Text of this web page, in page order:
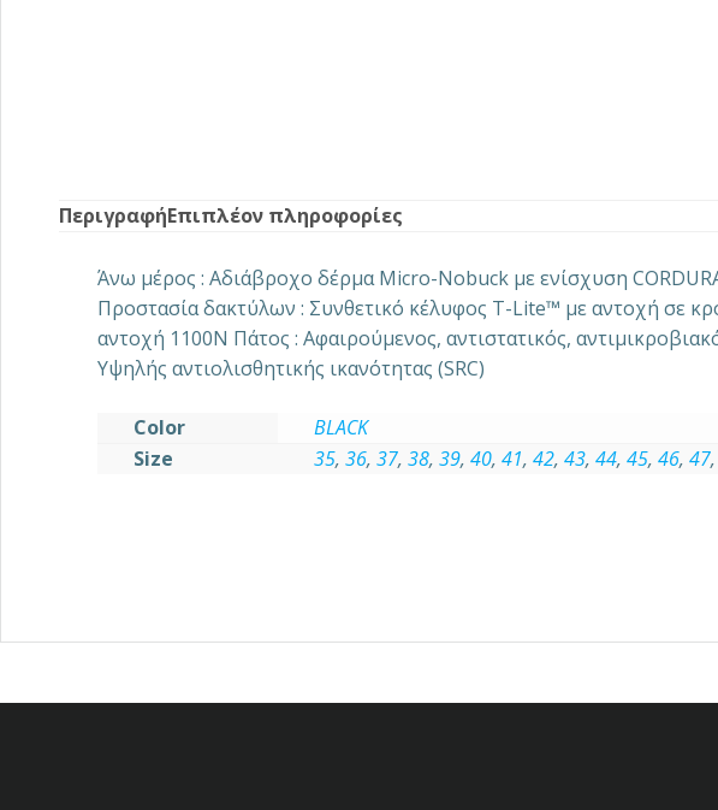
ΠεριγραφήΕπιπλέον πληροφορίες
Άνω μέρος : Αδιάβροχο δέρμα Micro-Nobuck με ενίσχυση
Προστασία δακτύλων : Συνθετικό κέλυφος T-Lite™ με αντοχή σε
αντοχή 1100N Πάτος : Αφαιρούμενος, αντιστατικός,
Yψηλής αντιολισθητικής ικανότητας (SRC)
Color
BLACK
Size
35, 36, 37, 38, 39, 40, 41, 42, 43, 44, 45, 46, 47,